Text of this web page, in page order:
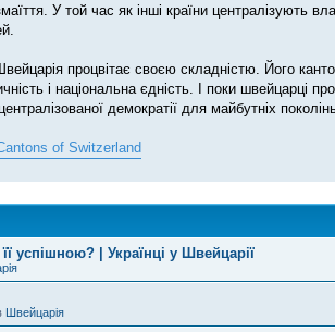
У той час як інші країни централізують
процвітає своєю складністю. Його
і національна єдність. І поки швейцарці
демократії для майбутніх
of Switzerland
успішною? | Українці у Швейцарії
Швейцарія